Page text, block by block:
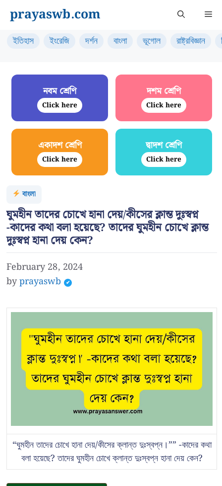
content
prayaswb.com
ইতিহাস ইংরেজি দর্শন বাংলা ভূগোল রাষ্ট্রবিজ্ঞান
নবম শ্রেণি
Click here
দশম শ্রেণি
Click here
একাদশ শ্রেণি
Click here
দ্বাদশ শ্রেণি
Click here
বাংলা
ঘুমহীন তাদের চোখে হানা দেয়/কীসের ক্লান্ত দুঃস্বপ্ন
-কাদের কথা বলা হয়েছে? তাদের ঘুমহীন চোখে ক্লান্ত
দুঃস্বপ্ন হানা দেয় কেন?
February 28, 2024
byprayaswb
“ঘুমহীন তাদের চোখে হানা দেয়/কীসের ক্লান্ত দুঃস্বপ্ন।”” -কাদের কথা
বলা হয়েছে? তাদের ঘুমহীন চোখে ক্লান্ত দুঃস্বপ্ন হানা দেয় কেন?